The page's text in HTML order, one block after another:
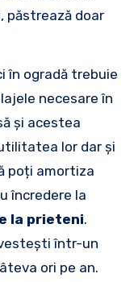
păstrează doar
în ogradă trebuie
necesare în
și acestea
lor dar și
poți amortiza
încredere la
la prieteni.
într-un
ori pe an.